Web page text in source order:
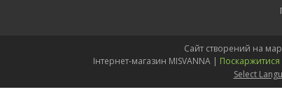
Сайт створений на
Інтернет-магазин MISVANNA | Поскаржитися
Select